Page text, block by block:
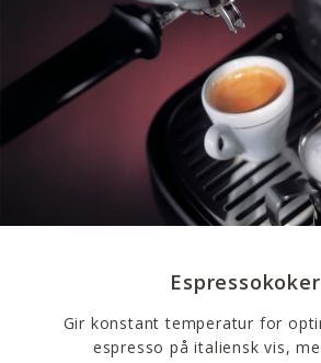
Espressokoker
Gir konstant temperatur for
espresso på italiensk vis,